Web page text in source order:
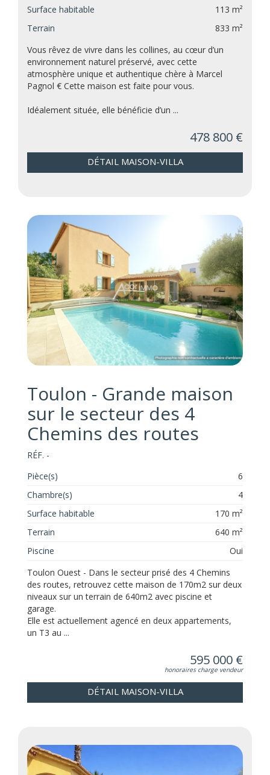
Surface habitable
113 m²
Terrain
833 m²
Vous rêvez de vivre dans les collines, au cœur d’un
environnement naturel préservé, avec cette
atmosphère unique et authentique chère à Marcel
Pagnol € Cette maison est faite pour vous.
Idéalement située, elle bénéficie d’un ...
478 800 €
DÉTAIL MAISON-VILLA
Toulon - Grande maison
sur le secteur des 4
Chemins des routes
RÉF. -
Pièce(s)
6
Chambre(s)
4
Surface habitable
170 m²
Terrain
640 m²
Piscine
Oui
Toulon Ouest - Dans le secteur prisé des 4 Chemins
des routes, retrouvez cette maison de 170m2 sur deux
niveaux sur un terrain de 640m2 avec piscine et
garage.
Elle est actuellement agencé en deux appartements,
un T3 au ...
595 000 €
honoraires charge vendeur
DÉTAIL MAISON-VILLA